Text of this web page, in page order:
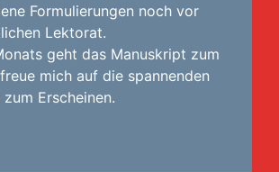
Formulierungen noch vor
Lektorat.
geht das Manuskript zum
mich auf die spannenden
Erscheinen.